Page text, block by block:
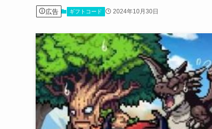
広告 ギフトコード 2024年10月30日